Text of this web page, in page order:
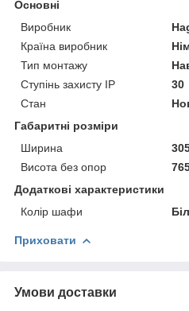
Основні
Виробник
Країна виробник
Тип монтажу
Ступінь захисту IP
30
Стан
Габаритні розміри
Ширина
Висота без опор
Додаткові характеристики
Колір шафи
Приховати
Умови доставки